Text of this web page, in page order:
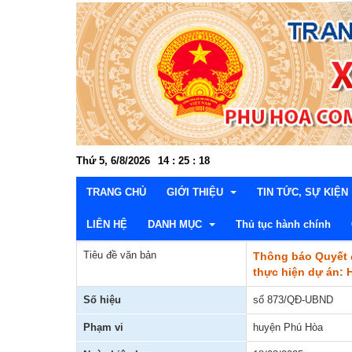
Thứ 5, 6/8/2026 14 : 25 : 19
TRANG CHỦ GIỚI THIỆU
Đảng ủy
Văn
Hội đồng nhân dân
UBND xã
Lễ hội và di tích lịch sử
Danh lam, thắng cảnh
TIN TỨC, SỰ KIỆN
Văn hóa xã hội -
Kinh tế - Nông
Xây dựng Đảng và
LIÊN HỆ DANH MỤC
Lấy ý kiến dự thảo văn bản
Thông tin quy hoạch, kế hoạch
Thủ tục hành chính
Tiêu đề văn bản
Thông báo
thực hiện dự án:
Số hiệu số 873/QĐ-UBND
Phạm vi huyện Phú Hòa